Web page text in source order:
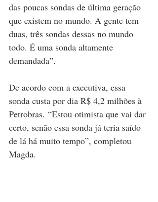
das poucas sondas de última geração
que existem no mundo. A gente tem
duas, três sondas dessas no mundo
todo. É uma sonda altamente
demandada”.
De acordo com a executiva, essa
sonda custa por dia R$ 4,2 milhões à
Petrobras. “Estou otimista que vai dar
certo, senão essa sonda já teria saído
de lá há muito tempo”, completou
Magda.